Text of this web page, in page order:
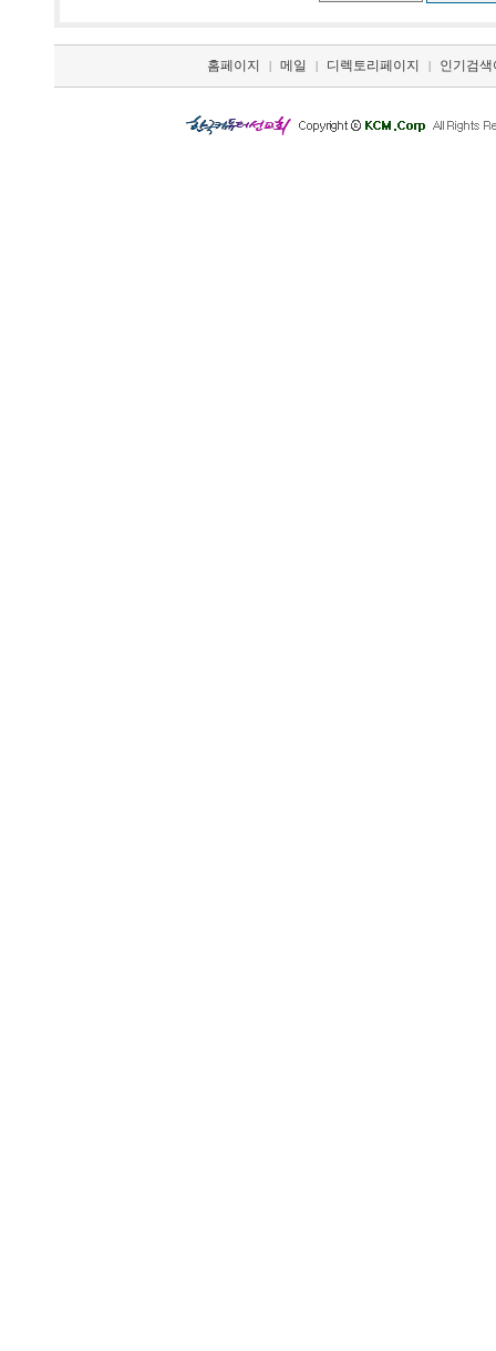
홈페이지 | 메일 | 디렉토리페이지 | 인기검색